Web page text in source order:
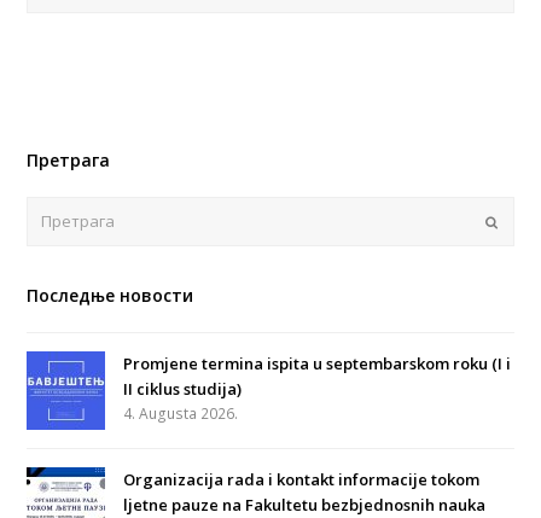
Претрага
Последње новости
Promjene termina ispita u septembarskom roku (I i
II ciklus studija)
4. Augusta 2026.
Organizacija rada i kontakt informacije tokom
ljetne pauze na Fakultetu bezbjednosnih nauka